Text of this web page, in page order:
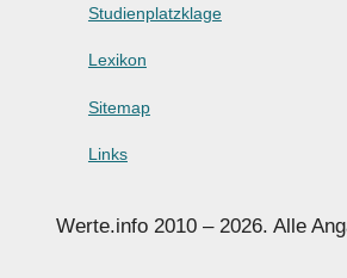
Studienplatzklage
Lexikon
Sitemap
Links
Werte.info 2010 – 2026. Alle